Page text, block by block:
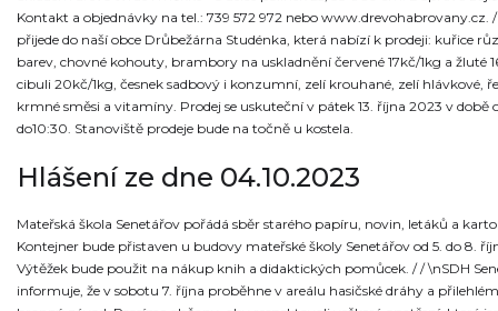
Kontakt a objednávky na tel.: 739 572 972 nebo www.drevohabrovany.cz.
přijede do naší obce Drůbežárna Studénka, která nabízí k prodeji: kuřice
barev, chovné kohouty, brambory na uskladnění červené 17kč/1kg a žluté
cibuli 20kč/1kg, česnek sadbový i konzumní, zelí krouhané, zelí hlávkové,
krmné směsi a vitamíny. Prodej se uskuteční v pátek 13. října 2023 v době
do10:30. Stanoviště prodeje bude na točně u kostela.
Hlášení ze dne 04.10.2023
Mateřská škola Senetářov pořádá sběr starého papíru, novin, letáků a
Kontejner bude přistaven u budovy mateřské školy Senetářov od 5. do 8.
Výtěžek bude použit na nákup knih a didaktických pomůcek. / / \nSDH
informuje, že v sobotu 7. října proběhne v areálu hasičské dráhy a přilehlém